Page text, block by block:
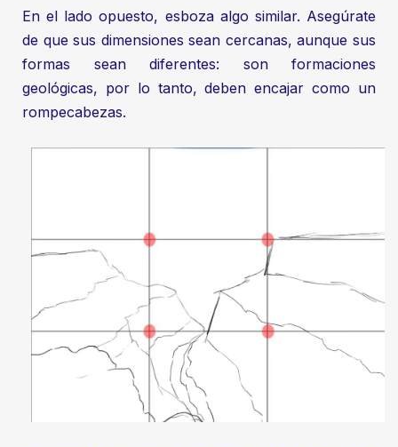
En el lado opuesto, esboza algo similar. Asegúrate
de que sus dimensiones sean cercanas, aunque sus
formas sean diferentes: son formaciones
geológicas, por lo tanto, deben encajar como un
rompecabezas.